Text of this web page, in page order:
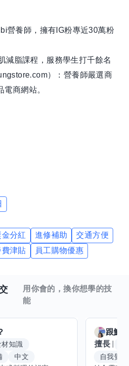
營養師，擁有IG粉專近30萬粉
減脂課程，服務學生打千餘名
）：營養師嚴選商
商網站。
金分紅 進修補助
交通方便
費津貼 員工購物優惠
用你會的，換你想學的技
能
材知識
中文
跟魟
擅長
自我覺察